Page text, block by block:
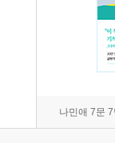
나민애 7문